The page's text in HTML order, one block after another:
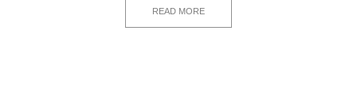
READ MORE